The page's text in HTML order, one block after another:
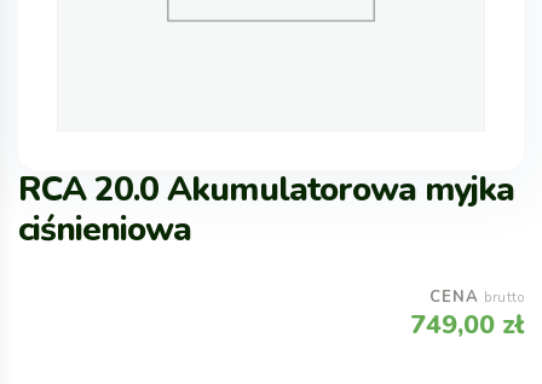
RCA 20.0 Akumulatorowa myjka
ciśnieniowa
CENA brutto
749,00 zł